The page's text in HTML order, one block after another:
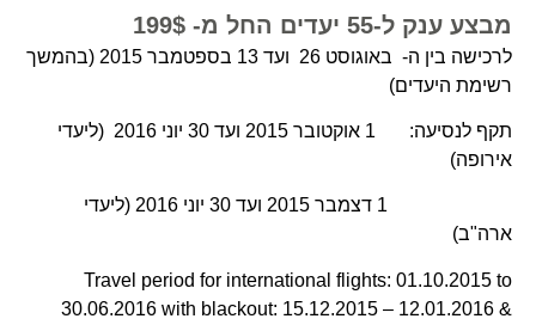
מבצע ענק ל-55 יעדים החל מ- 199$
לרכישה בין ה- באוגוסט 26 ועד 13 בספטמבר 2015 (בהמשך
רשימת היעדים)
תקף לנסיעה: 1 אוקטובר 2015 ועד 30 יוני 2016 (ליעדי
אירופה)
1 דצמבר 2015 ועד 30 יוני 2016 (ליעדי
ארה"ב)
Travel period for international flights: 01.10.2015 to
30.06.2016 with blackout: 15.12.2015 – 12.01.2016 &